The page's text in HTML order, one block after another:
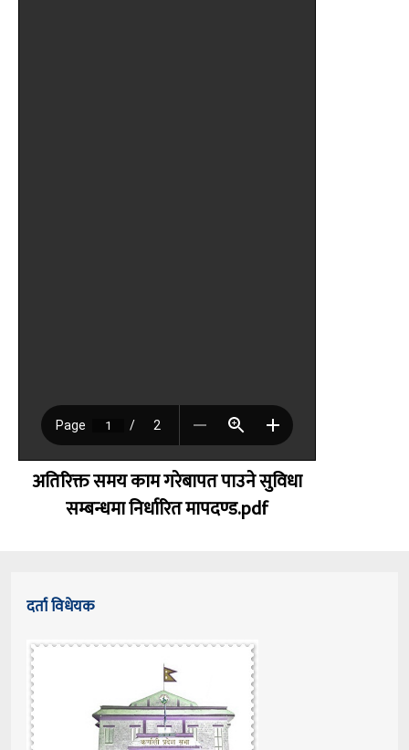
अतिरिक्त समय काम गरेबापत पाउने सुविधा
सम्बन्धमा निर्धारित मापदण्ड.pdf
दर्ता विधेयक